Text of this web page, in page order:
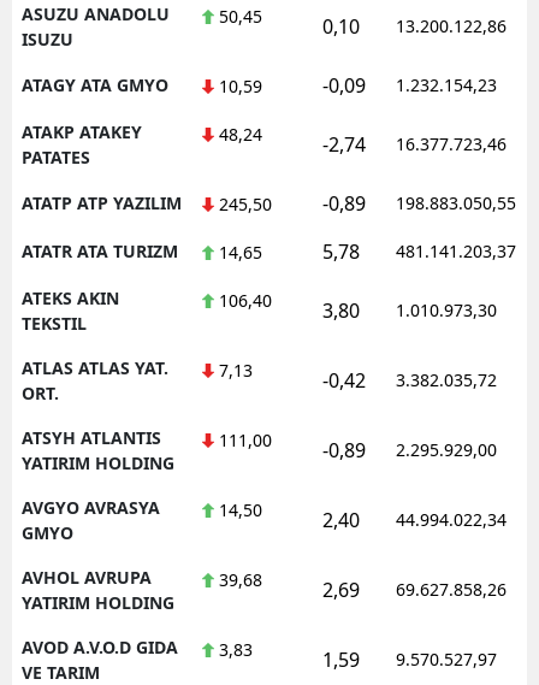
ASUZU ANADOLU
ISUZU
50,45 0,10 13.200.122,86
ATAGY ATA GMYO 10,59 -0,09 1.232.154,23
ATAKP ATAKEY
PATATES
48,24 -2,74 16.377.723,46
ATATP ATP YAZILIM 245,50 -0,89 198.883.050,55
ATATR ATA TURIZM 14,65 5,78 481.141.203,37
ATEKS AKIN
TEKSTIL
106,40 3,80 1.010.973,30
ATLAS ATLAS YAT.
ORT.
7,13 -0,42 3.382.035,72
ATSYH ATLANTIS
YATIRIM HOLDING
111,00 -0,89 2.295.929,00
AVGYO AVRASYA
GMYO
14,50 2,40 44.994.022,34
AVHOL AVRUPA
YATIRIM HOLDING
39,68 2,69 69.627.858,26
AVOD A.V.O.D GIDA
VE TARIM
3,83 1,59 9.570.527,97